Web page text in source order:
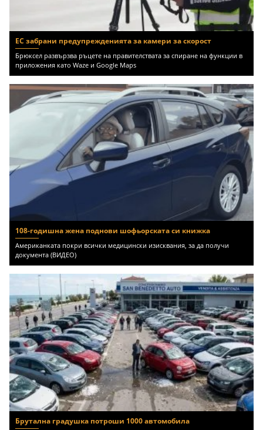
ЕС забрани предупрежденията за камери за скорост
Брюксел развързва ръцете на правителствата за спиране на функции в
приложения като Waze и Google Maps
108-годишна жена поднови шофьорската си книжка
Американката покри всички медицински изисквания, за да получи
документа (ВИДЕО)
Брутална градушка потроши 1000 автомобила